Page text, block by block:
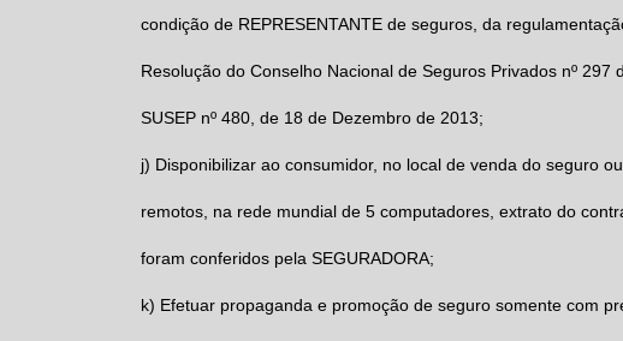
condição de REPRESENTANTE de seguros, da
Resolução do Conselho Nacional de Seguros Privados nº
SUSEP nº 480, de 18 de Dezembro de 2013;
j) Disponibilizar ao consumidor, no local de venda do seguro
remotos, na rede mundial de 5 computadores, extrato do
foram conferidos pela SEGURADORA;
k) Efetuar propaganda e promoção de seguro somente com